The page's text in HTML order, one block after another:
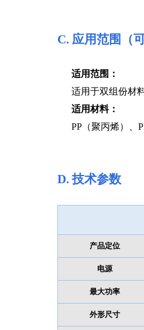
C. 应用范围（
适用范围：
适用于双组份材
适用材料：
PP（聚丙烯）、
D.技术参数
产品定位
电源
最大功率
外形尺寸